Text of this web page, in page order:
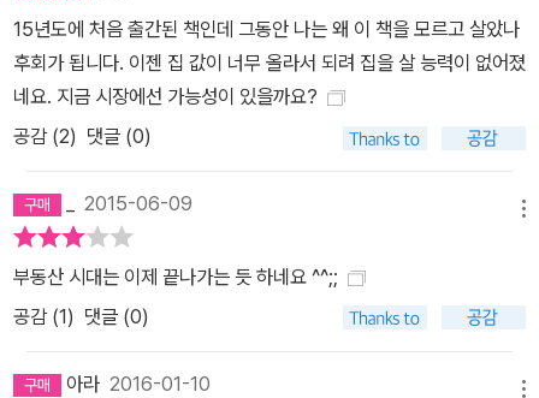
번 대부분의 투자자들이 회사를 그만두고 전업 투자자의 길을 걷지
만, 저자는 그 길을 택하지 않았다. 좋은 선배와 후배, 동료라는 인맥
의 장을 마련해주고, 매월 가족의 생활비를 지원해주는 직장이 고맙
다. 이 책은 노후를 책임져주지 않는 직장에 다니면서 끊임없이 불안
내 집 마련을 위해 성실한 빚쟁이로 살아가야 하는 월급쟁이들을 위
해 씌었다. 그들이 급여 외 소득을 가져오는 시스템을 마련한다면, 지
금보다 가볍고 즐거운 마음으로 회사에 출근할 수 있을 것이며, 직장
은 밥벌이가 아닌 자아실현의 장이 될 것이기 때문이다. 바로 너바나
가 그랬던 것처럼 말이다. 대한민국 월급쟁이로 살아가면서 돈 걱정
없이 살아가고 싶은 모든 이들에게, 일독을 권한다. 추천의 글 “너바
15년도에 처음 출간된 책인데 그동안 나는 왜 이 책을 모르고 살았나
후회가 됩니다. 이젠 집 값이 너무 올라서 되려 집을 살 능력이 없어졌
네요. 지금 시장에선 가능성이 있을까요?
공감 (2) 댓글 (0)
2015-06-09
부동산 시대는 이제 끝나가는 듯 하네요 ^^;;
공감 (1) 댓글 (0)
아라 2016-01-10